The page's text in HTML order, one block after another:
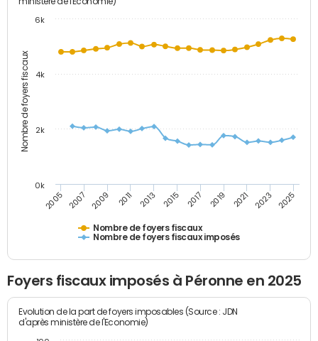
Nombre de foyers fiscaux
Nombre de foyers fiscaux
Nombre de foyers fiscaux imposés
2005 2007 2009 2011 2013 2015 2017 2019 2021 2023 2025
0k
2k
4k
6k
Foyers fiscaux imposés à Péronne en 2025
Evolution de la part de foyers imposables (Source : JDN
d'après ministère de l'Economie)